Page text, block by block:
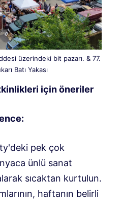
üzerindeki bit pazarı. & 77.
Batı Yakası
için öneriler
pek çok
ünlü sanat
sıcaktan kurtulun.
haftanın belirli